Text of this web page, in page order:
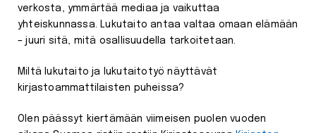
verkosta, ymmärtää mediaa ja vaikuttaa
yhteiskunnassa. Lukutaito antaa valtaa omaan elämään
– juuri sitä, mitä osallisuudella tarkoitetaan.
Miltä lukutaito ja lukutaitotyö näyttävät
kirjastoammattilaisten puheissa?
Olen päässyt kiertämään viimeisen puolen vuoden